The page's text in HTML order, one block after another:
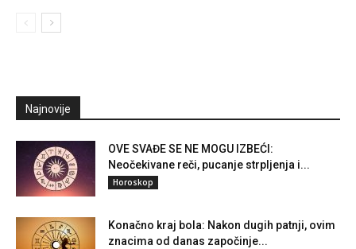
Najnovije
OVE SVAĐE SE NE MOGU IZBEĆI:
Neočekivane reči, pucanje strpljenja i...
Horoskop
Konačno kraj bola: Nakon dugih patnji, ovim
znacima od danas započinje...